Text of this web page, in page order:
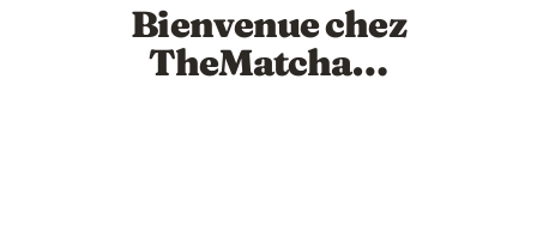
Bienvenue chez
TheMatcha…